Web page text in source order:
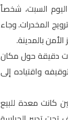
السبت، شخصاً
المخدرات. وجاء
بالمدينة.
دقيقة حول مكان
واقتياده إلى
كانت معدة للبيع